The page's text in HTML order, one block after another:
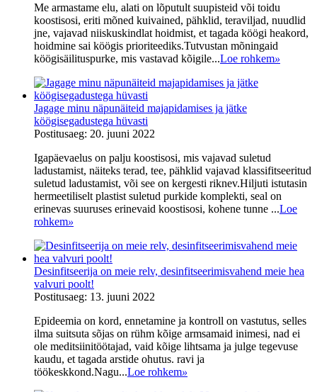
Me armastame elu, alati on lõputult suupisteid või toidu
koostisosi, eriti mõned kuivained, pähklid, teraviljad, nuudlid
jne, vajavad niiskuskindlat hoidmist, et tagada köögi heakord,
hoidmine sai köögis prioriteediks.Tutvustan mõningaid
köögisäilituspurke, mis vastavad kõigile...Loe rohkem»
Jagage minu näpunäiteid majapidamises ja jätke
köögisegadustega hüvasti
Postitusaeg: 20. juuni 2022
Igapäevaelus on palju koostisosi, mis vajavad suletud
ladustamist, näiteks terad, tee, pähklid vajavad klassifitseeritud
suletud ladustamist, või see on kergesti riknev.Hiljuti istutasin
hermeetiliselt plastist suletud purkide komplekti, seal on
erinevas suuruses erinevaid koostisosi, kohene tunne ...Loe
rohkem»
Desinfitseerija on meie relv, desinfitseerimisvahend meie hea
valvuri poolt!
Postitusaeg: 13. juuni 2022
Epideemia on kord, ennetamine ja kontroll on vastutus, selles
ilma suitsuta sõjas on rühm kõige armsamaid inimesi, nad ei
ole meditsiinitöötajad, vaid kõige lihtsama ja julge tegevuse
kaudu, et tagada arstide ohutus. ravi ja
töökeskkond.Nagu...Loe rohkem»